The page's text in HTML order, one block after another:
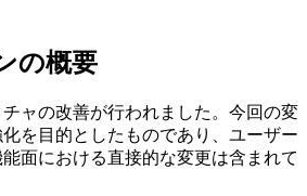
の概要
ャの改善が行われました。今回の変
を目的としたものであり、ユーザー
面における直接的な変更は含まれて